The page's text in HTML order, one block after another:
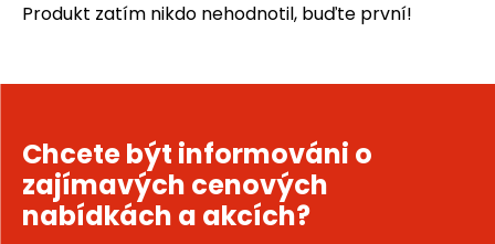
Produkt zatím nikdo nehodnotil, buďte první!
Chcete být informováni o
zajímavých cenových
nabídkách a akcích?